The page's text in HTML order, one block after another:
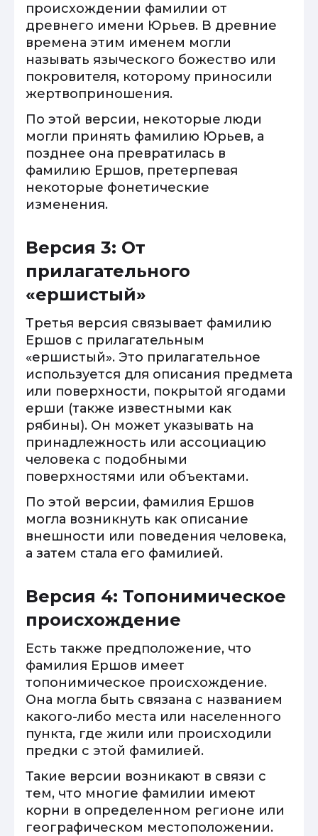
происхождении фамилии от
древнего имени Юрьев. В древние
времена этим именем могли
называть языческого божество или
покровителя, которому приносили
жертвоприношения.
По этой версии, некоторые люди
могли принять фамилию Юрьев, а
позднее она превратилась в
фамилию Ершов, претерпевая
некоторые фонетические
изменения.
Версия 3: От
прилагательного
«ершистый»
Третья версия связывает фамилию
Ершов с прилагательным
«ершистый». Это прилагательное
используется для описания предмета
или поверхности, покрытой ягодами
ерши (также известными как
рябины). Он может указывать на
принадлежность или ассоциацию
человека с подобными
поверхностями или объектами.
По этой версии, фамилия Ершов
могла возникнуть как описание
внешности или поведения человека,
а затем стала его фамилией.
Версия 4: Топонимическое
происхождение
Есть также предположение, что
фамилия Ершов имеет
топонимическое происхождение.
Она могла быть связана с названием
какого-либо места или населенного
пункта, где жили или происходили
предки с этой фамилией.
Такие версии возникают в связи с
тем, что многие фамилии имеют
корни в определенном регионе или
географическом местоположении.